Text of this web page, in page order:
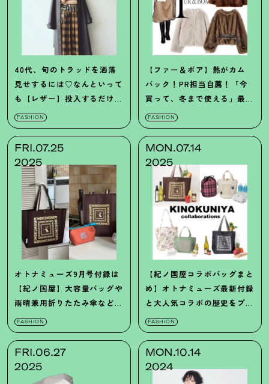
40代、旬のトラッドを洒落
見せするには♡なんといって
も【レザー】投入するだけで
即今っぽく
FASHION
【ファー＆ボア】熱がカム
バック ！ PR担当自薦 ！
「今
買って、冬まで使える」最旬
アウター8選
FASHION
FRI.07.25
2025
オトナミューズ9月号付録は
【紀ノ国屋】大容量バッグや
雨晴兼用折りたたみ傘など豪
華3種類♡
FASHION
MON.07.14
2025
【紀ノ国屋コラボバッグまと
め】オトナミューズ最新付録
と大人気コラボの歴史をプレ
イバック
FASHION
FRI.06.27
2025
MON.10.14
2024